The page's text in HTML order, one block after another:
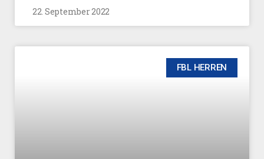
22. September 2022
FBL HERREN